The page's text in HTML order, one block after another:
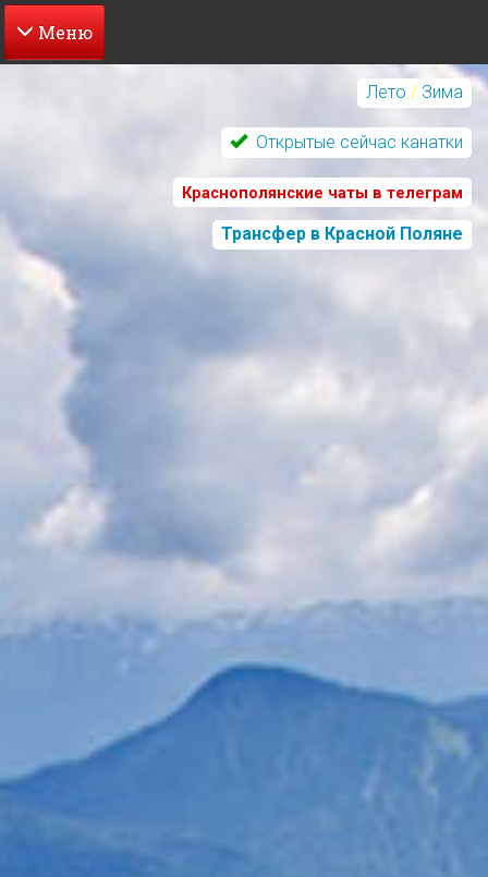
Перейти
Лето / Зима
Открытые сейчас канатки
Краснополянские чаты в телеграм
Трансфер в Красной Поляне